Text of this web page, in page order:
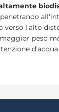
verso l'alto
peso